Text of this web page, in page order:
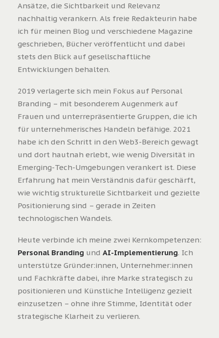
Ansätze, die Sichtbarkeit und Relevanz
nachhaltig verankern. Als freie Redakteurin habe
ich für meinen Blog und verschiedene Magazine
geschrieben, Bücher veröffentlicht und dabei
stets den Blick auf gesellschaftliche
Entwicklungen behalten.
2019 verlagerte sich mein Fokus auf Personal
Branding – mit besonderem Augenmerk auf
Frauen und unterrepräsentierte Gruppen, die ich
für unternehmerisches Handeln befähige. 2021
habe ich den Schritt in den Web3-Bereich gewagt
und dort hautnah erlebt, wie wenig Diversität in
Emerging-Tech-Umgebungen verankert ist. Diese
Erfahrung hat mein Verständnis dafür geschärft,
wie wichtig strukturelle Sichtbarkeit und gezielte
Positionierung sind – gerade in Zeiten
technologischen Wandels.
Heute verbinde ich meine zwei Kernkompetenzen:
Personal Branding und AI-Implementierung. Ich
unterstütze Gründer:innen, Unternehmer:innen
und Fachkräfte dabei, ihre Marke strategisch zu
positionieren und Künstliche Intelligenz gezielt
einzusetzen – ohne ihre Stimme, Identität oder
strategische Klarheit zu verlieren.